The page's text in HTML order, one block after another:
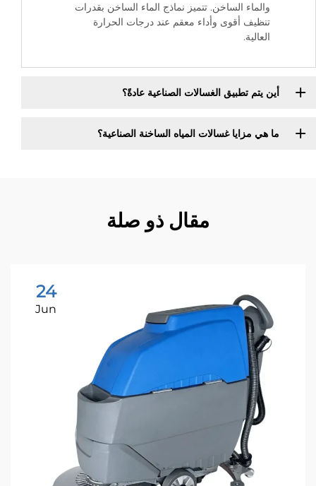
والماء الساخن. تتميز نماذج الماء الساخن بقدرات
تنظيف أقوى وأداء معقم عند درجات الحرارة
أين يتم تطبيق الغسالات الصناعية عادةً؟
ما هي مزايا غسالات المياه الساخنة الصناعية؟
مقال ذو صلة